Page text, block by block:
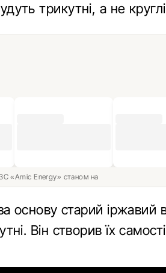
трикутні, а не
«Amic Energy» станом на
основу старий іржавий
Він створив їх